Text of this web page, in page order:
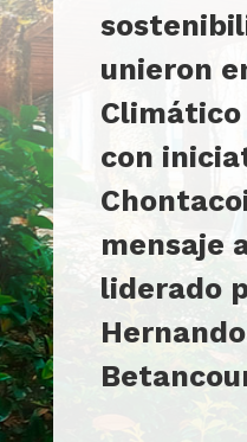
unieron
Climático
con
mensaje
liderado
Hernando